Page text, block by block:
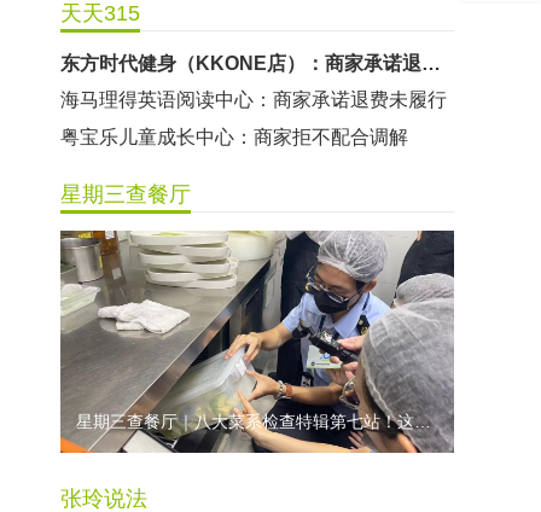
天天315
东方时代健身（KKONE店）：商家承诺退费未履行
海马理得英语阅读中心：商家承诺退费未履行
粤宝乐儿童成长中心：商家拒不配合调解
无上悦动健身：商家停业未退费
哈尔特健身：商家拒不配合调解
香港卡依宝贝国际婴幼儿游泳馆：商家停业未退费
龅牙兔儿童情商训练营：商家承诺退费未履行
预付式消费退款难 深圳市消委会公开谴责力美健华联店
元宵佳节，发生了“甜蜜的烦恼”该怎么办？
星期三查餐厅
星期三查餐厅｜八大菜系检查特辑第七站！这家米其林一星人气闽菜餐厅后厨干净吗？
张玲说法